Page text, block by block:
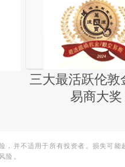
三大最活跃伦敦
易商大奖
，并不适用于所有投资者。损失可能
险。